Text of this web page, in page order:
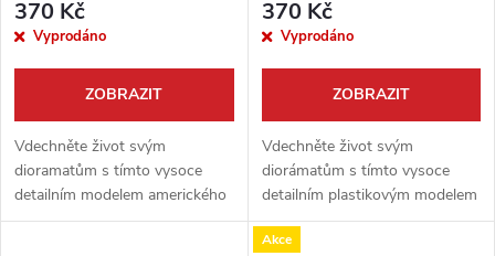
370 Kč
Vyprodáno
ZOBRAZIT
Vdechněte život svým
dioramatům s tímto vysoce
detailním modelem amerického
generátoru PE-95 s palivovými
370 Kč
Vyprodáno
ZOBRAZIT
Vdechněte život svým
diorámatům s tímto vysoce
detailním plastikovým modelem
soustruhu od firmy Miniart.
Stavebnice v měřítku 1:35 je
Akce